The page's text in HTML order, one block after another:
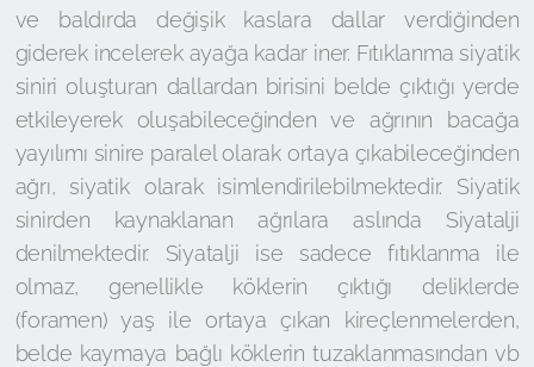
ve baldırda değişik kaslara dallar verdiğinden
giderek incelerek ayağa kadar iner. Fıtıklanma siyatik
siniri oluşturan dallardan birisini belde çıktığı yerde
etkileyerek oluşabileceğinden ve ağrının bacağa
yayılımı sinire paralel olarak ortaya çıkabileceğinden
ağrı, siyatik olarak isimlendirilebilmektedir. Siyatik
sinirden kaynaklanan ağrılara aslında Siyatalji
denilmektedir. Siyatalji ise sadece fıtıklanma ile
olmaz, genellikle köklerin çıktığı deliklerde
(foramen) yaş ile ortaya çıkan kireçlenmelerden,
belde kaymaya bağlı köklerin tuzaklanmasından vb